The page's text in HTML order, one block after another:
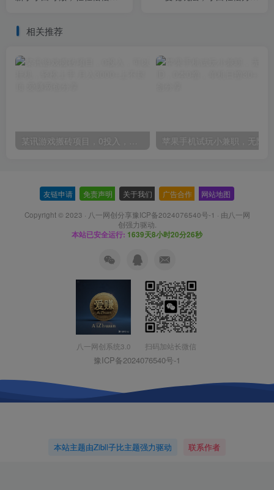
相关推荐
某讯游戏搬砖项目，0投入，可以挂机，轻松上手,月入3000+上不封顶
友链申请 免责声明 关于我们 广告合作 网站地图
Copyright © 2023 · 八一网创分享豫ICP备2024076540号-1 · 由八一网
创强力驱动.
本站已安全运行: 1639天8小时20分27秒
八一网创系统3.0 扫码加站长微信
豫ICP备2024076540号-1
本站主题由Zibll子比主题强力驱动 联系作者